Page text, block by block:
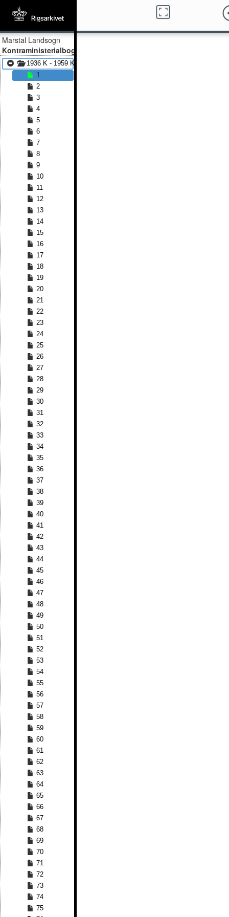
Marstal Landsogn
Kontraministerialbog
1936 K - 1959 K
1
2
3
4
5
6
7
8
9
10
11
12
13
14
15
16
17
18
19
20
21
22
23
24
25
26
27
28
29
30
31
32
33
34
35
36
37
38
39
40
41
42
43
44
45
46
47
48
49
50
51
52
53
54
55
56
57
58
59
60
61
62
63
64
65
66
67
68
69
70
71
72
73
74
75